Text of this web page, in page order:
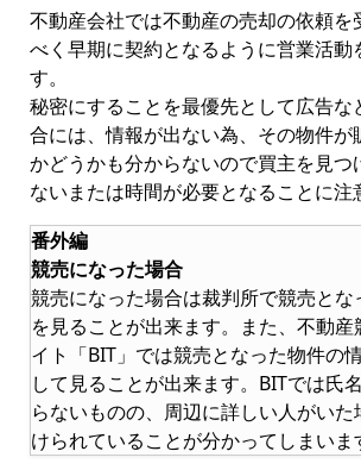
不動産会社では不動産の売却の依頼を
べく早期に契約となるように営業活動
す。
秘密にすることを最優先として広告な
合には、情報が出ない為、その物件が
かどうかも分からないので買主を見つ
ないまたは時間が必要となることに注
番外編
競売になった場合
競売になった場合は裁判所で競売とな
を見ることが出来ます。また、不動
イト「BIT」では競売となった物件の
して見ることが出来ます。BITでは氏
らないものの、周辺に詳しい人がい
けられていることが分かってしまいま